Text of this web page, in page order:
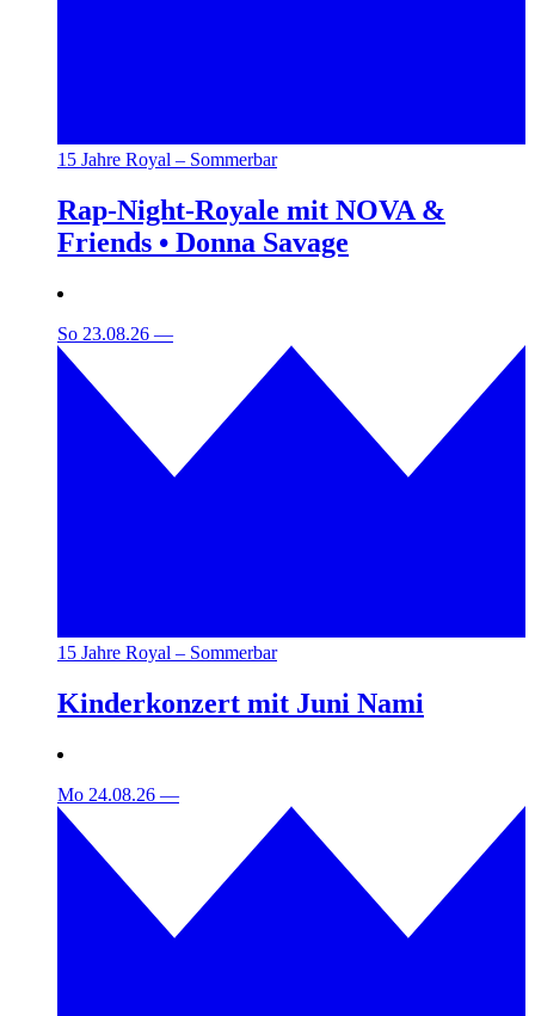
15 Jahre Royal – Sommerbar
Rap-Night-Royale mit NOVA &
Friends • Donna Savage
So 23.08.26 —
15 Jahre Royal – Sommerbar
Kinderkonzert mit Juni Nami
Mo 24.08.26 —